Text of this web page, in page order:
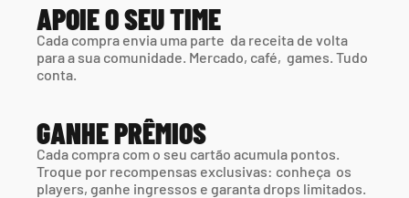
APOIE O SEU TIME
Cada compra envia uma parte  da receita de volta
para a sua comunidade. Mercado, café,  games. Tudo
conta.
GANHE PRÊMIOS
Cada compra com o seu cartão acumula pontos.
Troque por recompensas exclusivas: conheça  os
players, ganhe ingressos e garanta drops limitados.